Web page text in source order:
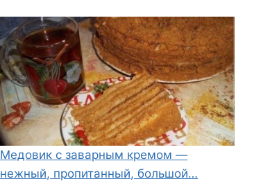
Медовик с заварным кремом —
нежный, пропитанный, большой…